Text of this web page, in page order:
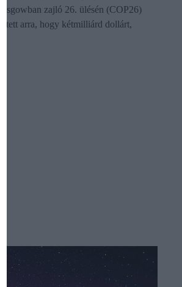
zajló 26. ülésén (COP26)
tett arra, hogy kétmilliárd dollárt,